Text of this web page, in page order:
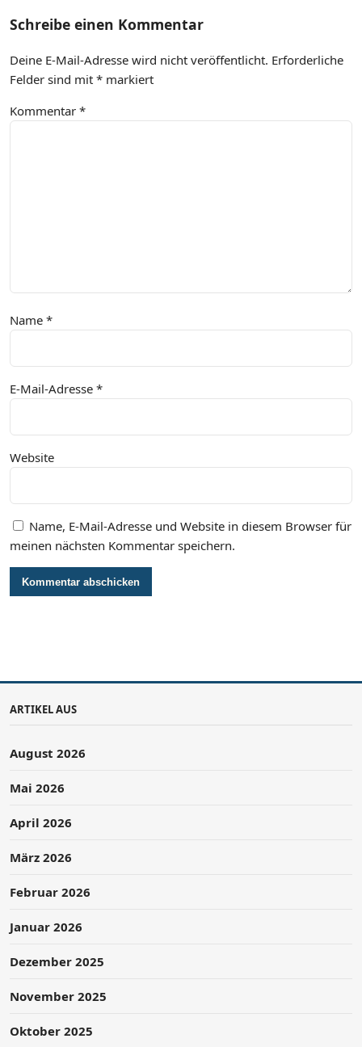
Schreibe einen Kommentar
Deine E-Mail-Adresse wird nicht veröffentlicht. Erforderliche
Felder sind mit * markiert
Kommentar *
Name *
E-Mail-Adresse *
Website
Name, E-Mail-Adresse und Website in diesem Browser für
meinen nächsten Kommentar speichern.
ARTIKEL AUS
August 2026
Mai 2026
April 2026
März 2026
Februar 2026
Januar 2026
Dezember 2025
November 2025
Oktober 2025